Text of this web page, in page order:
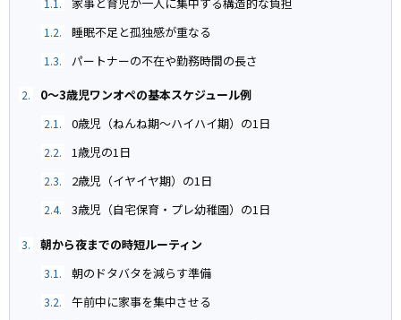
1.2. 睡眠不足と孤独感が重なる
1.3. パートナーの不在や勤務時間の長さ
2. 0〜3歳児ワンオペの基本スケジュール例
2.1. 0歳児（ねんね期〜ハイハイ期）の1日
2.2. 1歳児の1日
2.3. 2歳児（イヤイヤ期）の1日
2.4. 3歳児（自宅保育・プレ幼稚園）の1日
3. 朝から夜までの時短ルーティン
3.1. 朝のドタバタを減らす準備
3.2. 午前中に家事を集中させる